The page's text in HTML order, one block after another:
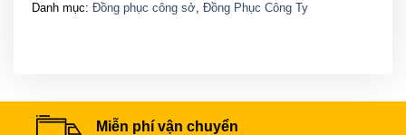
Danh mục: Đồng phục công sở, Đồng Phục Công Ty
Miễn phí vận chuyển